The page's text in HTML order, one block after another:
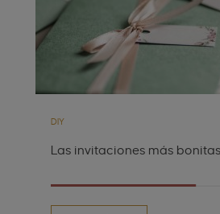
DIY
Las invitaciones más